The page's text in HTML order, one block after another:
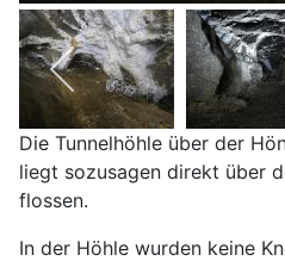
Die Tunnelhöhle über der
liegt sozusagen direkt über
flossen.
In der Höhle wurden keine